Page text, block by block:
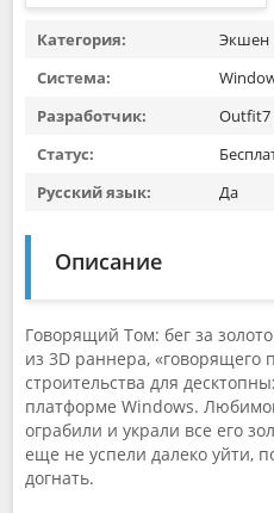
Категория:
Экшен
Система:
Разработчик:
Outfit7
Статус:
Русский язык:
Да
Описание
Говорящий Том: бег за
из 3D раннера, «говорящего
строительства для
платформе Windows.
ограбили и украли все его
еще не успели далеко уйти,
догнать.